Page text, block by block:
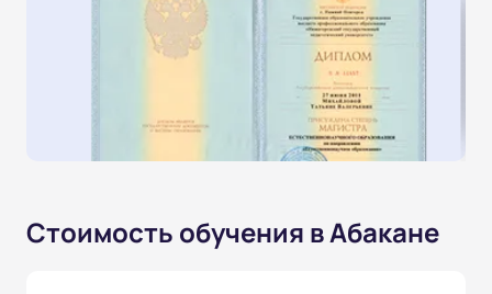
Стоимость обучения в Абакане